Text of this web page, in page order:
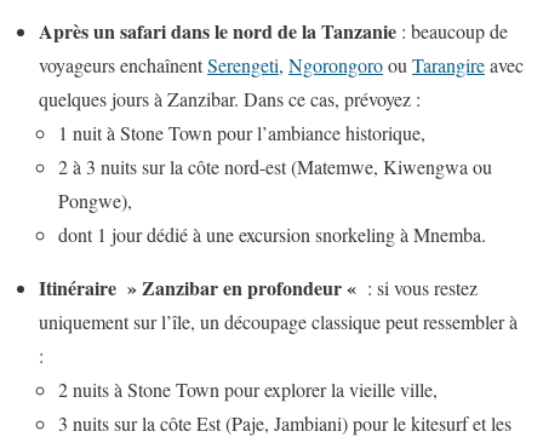
Après un safari dans le nord de la Tanzanie : beaucoup de
voyageurs enchaînentSerengeti, Ngorongoroou Tarangireavec
quelques jours à Zanzibar. Dans ce cas, prévoyez :
1 nuit à Stone Town pour l’ambiance historique,
2 à 3 nuits sur la côte nord-est (Matemwe, Kiwengwa ou
Pongwe),
dont 1 jour dédié à une excursion snorkeling à Mnemba.
Itinéraire » Zanzibar en profondeur « : si vous restez
uniquement sur l’île, un découpage classique peut ressembler à
:
2 nuits à Stone Town pour explorer la vieille ville,
3 nuits sur la côte Est (Paje, Jambiani) pour le kitesurf et les